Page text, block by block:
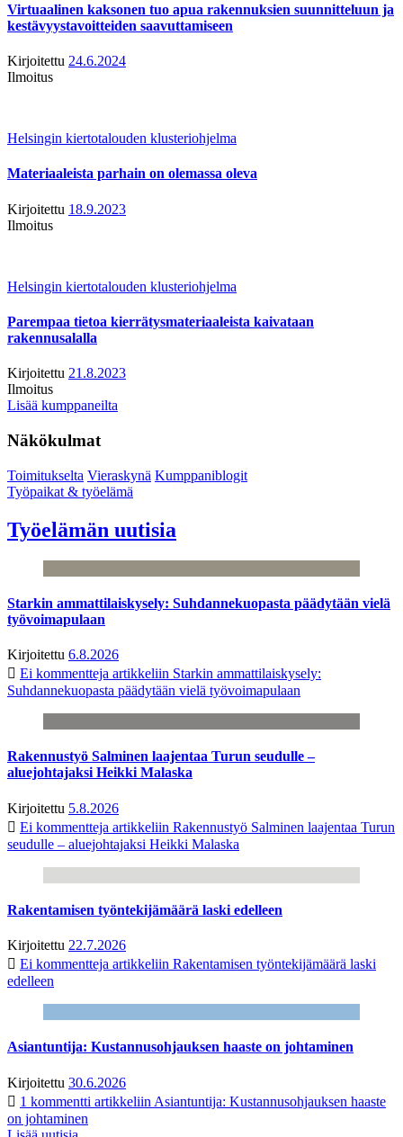
Virtuaalinen kaksonen tuo apua rakennuksien suunnitteluun ja
kestävyystavoitteiden saavuttamiseen
Kirjoitettu 24.6.2024
Ilmoitus
Helsingin kiertotalouden klusteriohjelma
Materiaaleista parhain on olemassa oleva
Kirjoitettu 18.9.2023
Ilmoitus
Helsingin kiertotalouden klusteriohjelma
Parempaa tietoa kierrätysmateriaaleista kaivataan
rakennusalalla
Kirjoitettu 21.8.2023
Ilmoitus
Lisää kumppaneilta
Näkökulmat
Toimitukselta Vieraskynä Kumppaniblogit
Työpaikat & työelämä
Työelämän uutisia
Starkin ammattilaiskysely: Suhdannekuopasta päädytään vielä
työvoimapulaan
Kirjoitettu 6.8.2026
Ei kommentteja artikkeliin Starkin ammattilaiskysely:
Suhdannekuopasta päädytään vielä työvoimapulaan
Rakennustyö Salminen laajentaa Turun seudulle –
aluejohtajaksi Heikki Malaska
Kirjoitettu 5.8.2026
Ei kommentteja artikkeliin Rakennustyö Salminen laajentaa Turun
seudulle – aluejohtajaksi Heikki Malaska
Rakentamisen työntekijämäärä laski edelleen
Kirjoitettu 22.7.2026
Ei kommentteja artikkeliin Rakentamisen työntekijämäärä laski
edelleen
Asiantuntija: Kustannusohjauksen haaste on johtaminen
Kirjoitettu 30.6.2026
1 kommentti artikkeliin Asiantuntija: Kustannusohjauksen haaste
on johtaminen